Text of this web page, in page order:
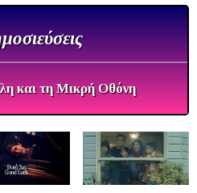
και τη Μικρή Οθόνη